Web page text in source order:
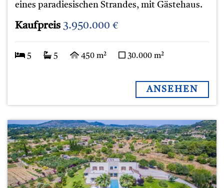
eines paradiesischen Strandes, mit Gästehaus.
Kaufpreis 3.950.000 €
5 5 450 m² 30.000 m²
ANSEHEN